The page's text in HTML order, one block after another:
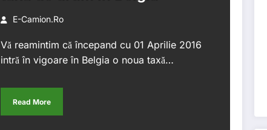
E-Camion.ro
Vă reamintim că începand cu 01 Aprilie 2016
intră în vigoare în Belgia o noua taxă…
Read More